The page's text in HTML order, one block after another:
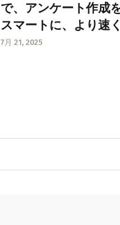
で、アンケート作成
スマートに、より速く
7月 21, 2025